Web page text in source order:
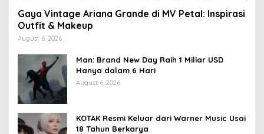
Gaya Vintage Ariana Grande di MV Petal: Inspirasi
Outfit & Makeup
August 6, 2026
Man: Brand New Day Raih 1 Miliar USD
Hanya dalam 6 Hari
August 6, 2026
KOTAK Resmi Keluar dari Warner Music Usai
18 Tahun Berkarya